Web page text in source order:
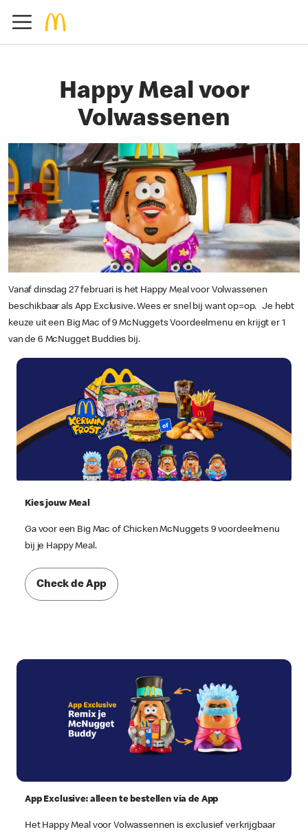
Happy Meal voor
Volwassenen
Vanaf dinsdag 27 februari is het Happy Meal voor Volwassenen
beschikbaar als App Exclusive. Wees er snel bij want op=op. Je hebt
keuze uit een Big Mac of 9 McNuggets Voordeelmenu en krijgt er 1
van de 6 McNugget Buddies bij.
Kies jouw Meal
Ga voor een Big Mac of Chicken McNuggets 9 voordeelmenu
bij je Happy Meal.
Check de App
App Exclusive: alleen te bestellen via de App
Het Happy Meal voor Volwassennen is exclusief verkrijgbaar